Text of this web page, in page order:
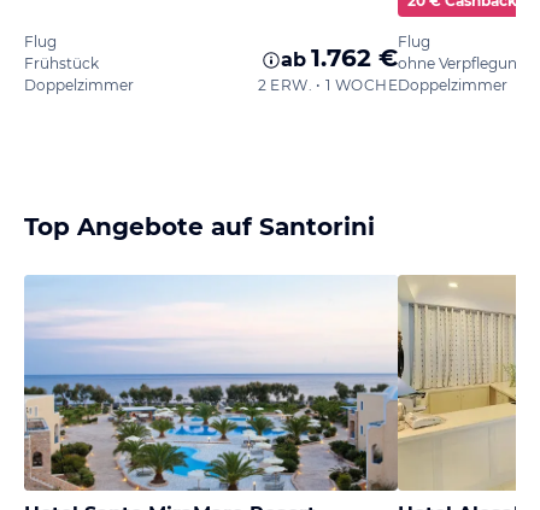
Flug
Frühstück
Doppelzimmer
ab 1.762 €
2 ERW. • 1 WOCHE
Flug
ohne Verpflegung
Doppelzimmer
Top Angebote auf Santorini